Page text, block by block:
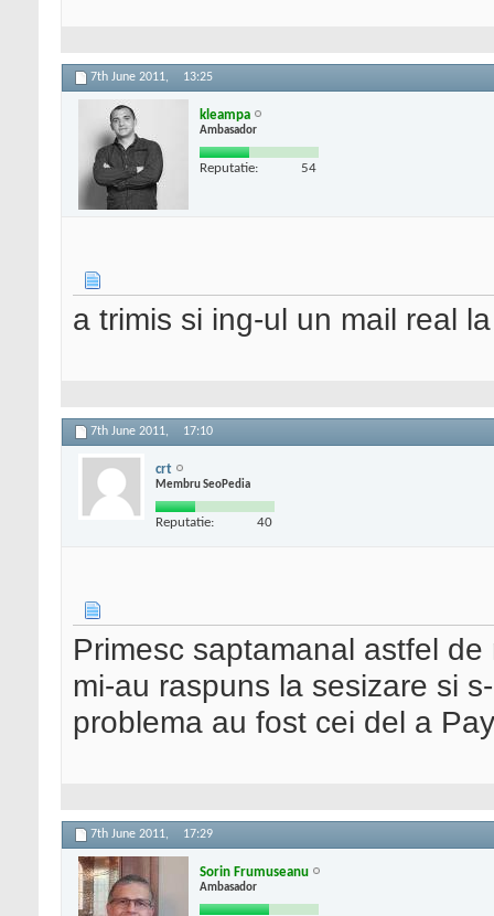
7th June 2011, 13:25
kleampa
Ambasador
Reputatie: 54
a trimis si ing-ul un mail real
7th June 2011, 17:10
crt
Membru SeoPedia
Reputatie: 40
Primesc saptamanal astfel
mi-au raspuns la sesizare si
problema au fost cei del a
7th June 2011, 17:29
Sorin Frumuseanu
Ambasador